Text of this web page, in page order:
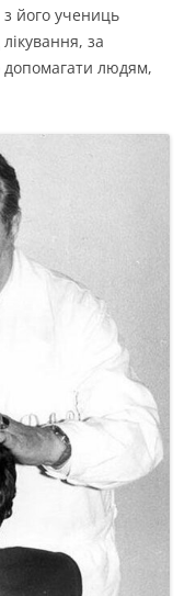
його учениць
за
людям,